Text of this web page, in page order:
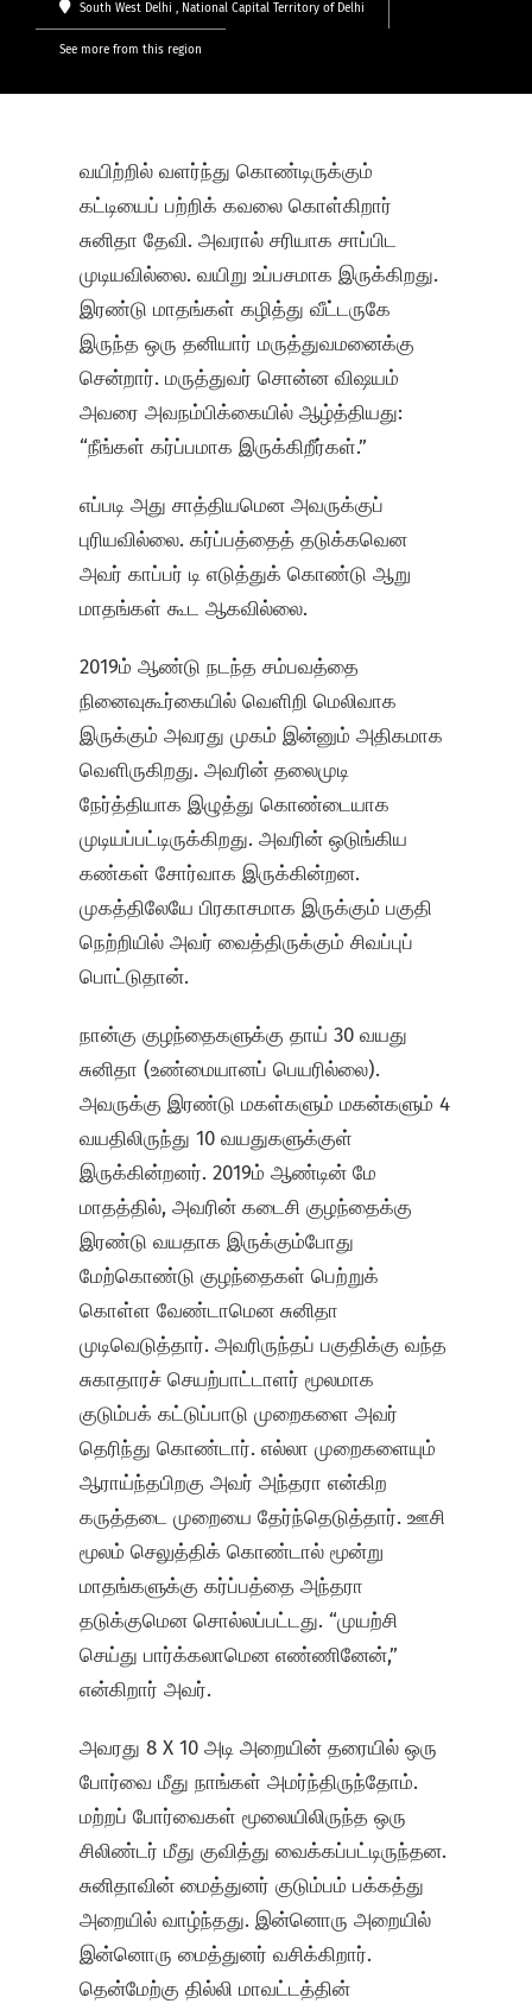
South West Delhi , National Capital Territory of Delhi
See more from this region
வயிற்றில் வளர்ந்து கொண்டிருக்கும்
கட்டியைப் பற்றிக் கவலை கொள்கிறார்
சுனிதா தேவி. அவரால் சரியாக சாப்பிட
முடியவில்லை. வயிறு உப்பசமாக இருக்கிறது.
இரண்டு மாதங்கள் கழித்து வீட்டருகே
இருந்த ஒரு தனியார் மருத்துவமனைக்கு
சென்றார். மருத்துவர் சொன்ன விஷயம்
அவரை அவநம்பிக்கையில் ஆழ்த்தியது:
“நீங்கள் கர்ப்பமாக இருக்கிறீர்கள்.”
எப்படி அது சாத்தியமென அவருக்குப்
புரியவில்லை. கர்ப்பத்தைத் தடுக்கவென
அவர் காப்பர் டி எடுத்துக் கொண்டு ஆறு
மாதங்கள் கூட ஆகவில்லை.
2019ம் ஆண்டு நடந்த சம்பவத்தை
நினைவுகூர்கையில் வெளிறி மெலிவாக
இருக்கும் அவரது முகம் இன்னும் அதிகமாக
வெளிருகிறது. அவரின் தலைமுடி
நேர்த்தியாக இழுத்து கொண்டையாக
முடியப்பட்டிருக்கிறது. அவரின் ஒடுங்கிய
கண்கள் சோர்வாக இருக்கின்றன.
முகத்திலேயே பிரகாசமாக இருக்கும் பகுதி
நெற்றியில் அவர் வைத்திருக்கும் சிவப்புப்
பொட்டுதான்.
நான்கு குழந்தைகளுக்கு தாய் 30 வயது
சுனிதா (உண்மையானப் பெயரில்லை).
அவருக்கு இரண்டு மகள்களும் மகன்களும் 4
வயதிலிருந்து 10 வயதுகளுக்குள்
இருக்கின்றனர். 2019ம் ஆண்டின் மே
மாதத்தில், அவரின் கடைசி குழந்தைக்கு
இரண்டு வயதாக இருக்கும்போது
மேற்கொண்டு குழந்தைகள் பெற்றுக்
கொள்ள வேண்டாமென சுனிதா
முடிவெடுத்தார். அவரிருந்தப் பகுதிக்கு வந்த
சுகாதாரச் செயற்பாட்டாளர் மூலமாக
குடும்பக் கட்டுப்பாடு முறைகளை அவர்
தெரிந்து கொண்டார். எல்லா முறைகளையும்
ஆராய்ந்தபிறகு அவர் அந்தரா என்கிற
கருத்தடை முறையை தேர்ந்தெடுத்தார். ஊசி
மூலம் செலுத்திக் கொண்டால் மூன்று
மாதங்களுக்கு கர்ப்பத்தை அந்தரா
தடுக்குமென சொல்லப்பட்டது. “முயற்சி
செய்து பார்க்கலாமென எண்ணினேன்,”
என்கிறார் அவர்.
அவரது 8 X 10 அடி அறையின் தரையில் ஒரு
போர்வை மீது நாங்கள் அமர்ந்திருந்தோம்.
மற்றப் போர்வைகள் மூலையிலிருந்த ஒரு
சிலிண்டர் மீது குவித்து வைக்கப்பட்டிருந்தன.
சுனிதாவின் மைத்துனர் குடும்பம் பக்கத்து
அறையில் வாழ்ந்தது. இன்னொரு அறையில்
இன்னொரு மைத்துனர் வசிக்கிறார்.
தென்மேற்கு தில்லி மாவட்டத்தின்